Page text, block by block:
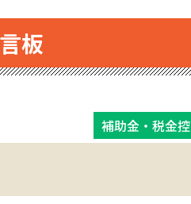
板
補助金・税金